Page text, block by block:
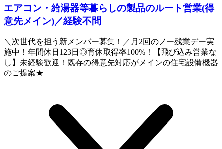
エアコン・給湯器等暮らしの製品のルート営業(得
意先メイン)／経験不問
＼次世代を担う新メンバー募集！／月2回のノー残業デー実
施中！年間休日123日◎育休取得率100%！【飛び込み営業な
し】未経験歓迎！既存の得意先対応がメインの住宅設備機器
のご提案★